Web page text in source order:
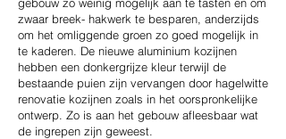
zwaar breek- hakwerk te besparen, anderzijds
om het omliggende groen zo goed mogelijk in
te kaderen. De nieuwe aluminium kozijnen
hebben een donkergrijze kleur terwijl de
bestaande puien zijn vervangen door hagelwitte
renovatie kozijnen zoals in het oorspronkelijke
ontwerp. Zo is aan het gebouw afleesbaar wat
de ingrepen zijn geweest.